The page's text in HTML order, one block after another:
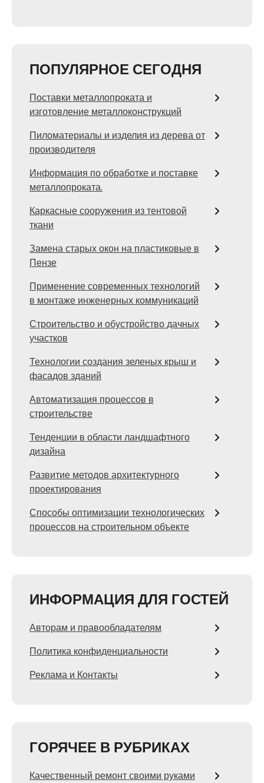
ПОПУЛЯРНОЕ СЕГОДНЯ
Поставки металлопроката и
изготовление металлоконструкций
Пиломатериалы и изделия из дерева от
производителя
Информация по обработке и поставке
металлопроката.
Каркасные сооружения из тентовой
ткани
Замена старых окон на пластиковые в
Пензе
Применение современных технологий
в монтаже инженерных коммуникаций
Строительство и обустройство дачных
участков
Технологии создания зеленых крыш и
фасадов зданий
Автоматизация процессов в
строительстве
Тенденции в области ландшафтного
дизайна
Развитие методов архитектурного
проектирования
Способы оптимизации технологических
процессов на строительном объекте
ИНФОРМАЦИЯ ДЛЯ ГОСТЕЙ
Авторам и правообладателям
Политика конфиденциальности
Реклама и Контакты
ГОРЯЧЕЕ В РУБРИКАХ
Качественный ремонт своими руками